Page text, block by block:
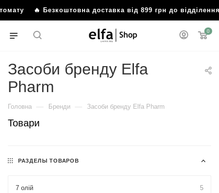
🔥 Безкоштовна доставка від 899 грн до
0
Засоби бренду Elfa
Pharm
Головна — Бренди — Засоби бренду Elfa Pharm
Товари
РАЗДЕЛЫ ТОВАРОВ
7 олій 5